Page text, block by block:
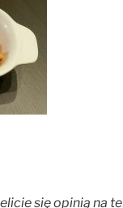
się opinią na